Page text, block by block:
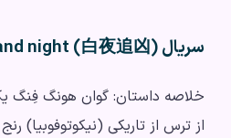
سریال day and night (白夜追凶)
خلاصه داستان: گوان هونگ فِنگ
از ترس از تاریکی (نیکوتوفوبیا)